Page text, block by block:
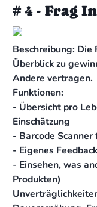
# 4 - Frag
Beschreibung:
Überblick zu
Andere vertragen.
Funktionen:
- Übersicht pro
Einschätzung
- Barcode
- Eigenes
- Einsehen, was
Produkten)